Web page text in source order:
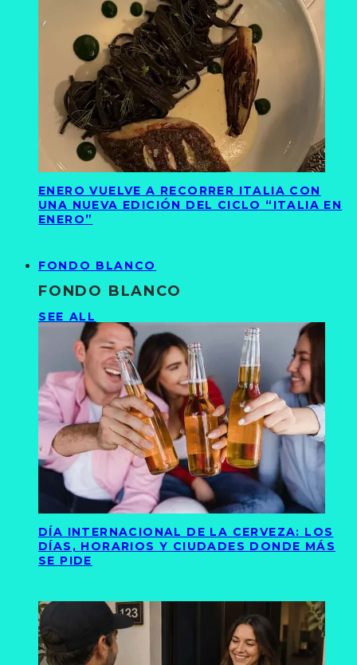
ENERO VUELVE A RECORRER ITALIA CON
UNA NUEVA EDICIÓN DEL CICLO “ITALIA EN
ENERO”
FONDO BLANCO
FONDO BLANCO
SEE ALL
DÍA INTERNACIONAL DE LA CERVEZA: LOS
DÍAS, HORARIOS Y CIUDADES DONDE MÁS
SE PIDE